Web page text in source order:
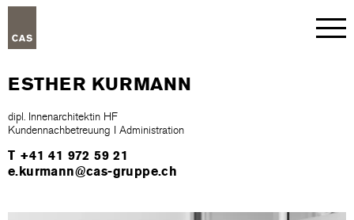
ESTHER KURMANN
dipl. Innenarchitektin HF
Kundennachbetreuung I Administration
T +41 41 972 59 21
e.kurmann@cas-gruppe.ch